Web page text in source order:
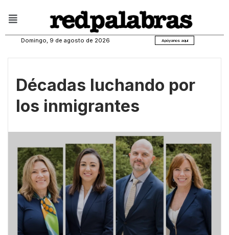
Apóyanos aquí
Domingo, 9 de agosto de 2026
Décadas luchando por
los inmigrantes